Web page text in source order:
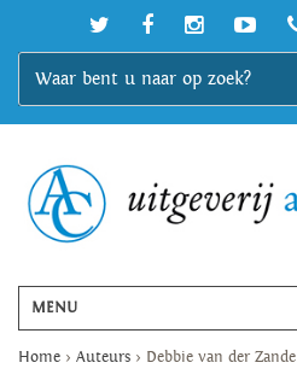
MENU
Home > Auteurs > Debbie van der Zande